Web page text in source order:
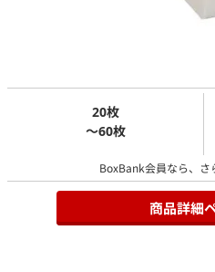
20枚
～60枚
BoxBank会員なら、さ
商品詳細